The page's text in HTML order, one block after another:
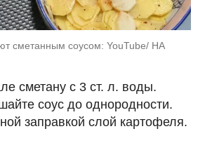
сметанным соусом: YouTube/ НА
сметану с 3 ст. л. воды.
соус до однородности.
заправкой слой картофеля.